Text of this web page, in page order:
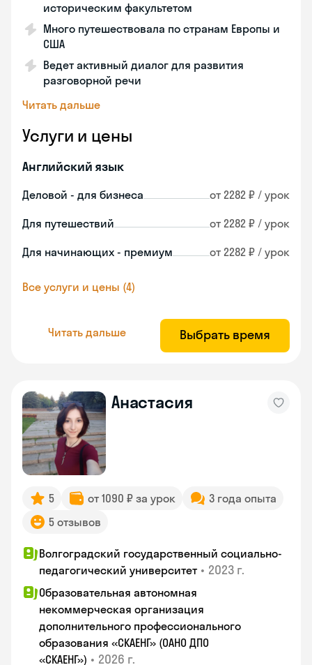
историческим факультетом
Много путешествовала по странам Европы и
США
Ведет активный диалог для развития
разговорной речи
Читать дальше
Услуги и цены
Английский язык
Деловой - для бизнеса от 2282 ₽ / урок
Для путешествий от 2282 ₽ / урок
Для начинающих - премиум от 2282 ₽ / урок
Все услуги и цены (4)
Читать дальше Выбрать время
Анастасия
5 от 1090 ₽ за урок
3 года опыта
5 отзывов
Волгоградский государственный социально-
педагогический университет • 2023 г.
Образовательная автономная
некоммерческая организация
дополнительного профессионального
образования «СКАЕНГ» (ОАНО ДПО
«СКАЕНГ») • 2026 г.